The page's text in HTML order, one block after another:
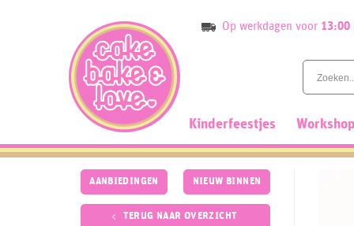
Op werkdagen voor 13:00
Kinderfeestjes
AANBIEDINGEN NIEUW BINNEN
TERUG NAAR OVERZICHT